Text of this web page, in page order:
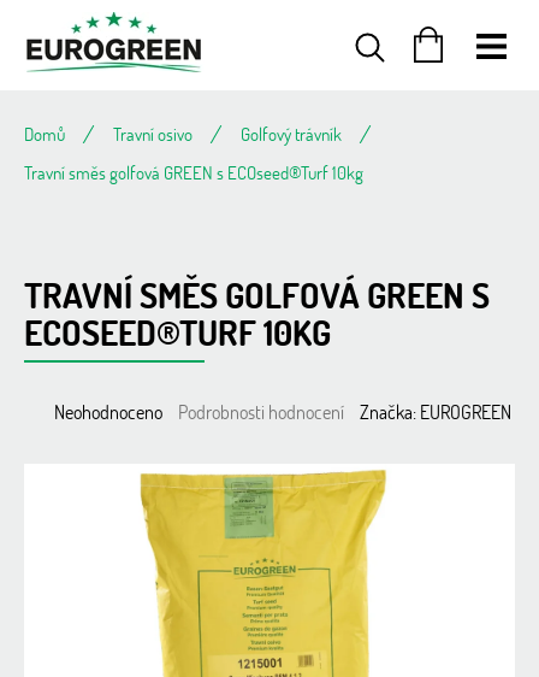
obsah
Domů Travní osivo
Golfový trávník
Travní směs golfová GREEN s ECOseed®Turf 10kg
TRAVNÍ SMĚS GOLFOVÁ GREEN S
ECOSEED®TURF 10KG
Průměrné
Neohodnoceno Podrobnosti hodnocení Značka:EUROGREEN